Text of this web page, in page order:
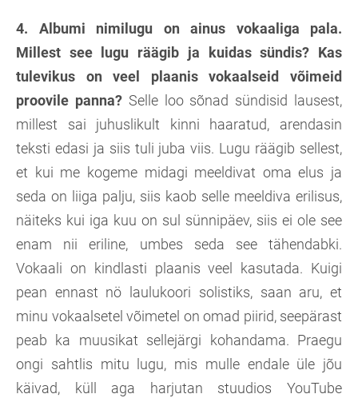
4. Albumi nimilugu on ainus vokaaliga pala.
Millest see lugu räägib ja kuidas sündis? Kas
tulevikus on veel plaanis vokaalseid võimeid
proovile panna? Selle loo sõnad sündisid lausest,
millest sai juhuslikult kinni haaratud, arendasin
teksti edasi ja siis tuli juba viis. Lugu räägib sellest,
et kui me kogeme midagi meeldivat oma elus ja
seda on liiga palju, siis kaob selle meeldiva erilisus,
näiteks kui iga kuu on sul sünnipäev, siis ei ole see
enam nii eriline, umbes seda see tähendabki.
Vokaali on kindlasti plaanis veel kasutada. Kuigi
pean ennast nö laulukoori solistiks, saan aru, et
minu vokaalsetel võimetel on omad piirid, seepärast
peab ka muusikat sellejärgi kohandama. Praegu
ongi sahtlis mitu lugu, mis mulle endale üle jõu
käivad, küll aga harjutan stuudios YouTube